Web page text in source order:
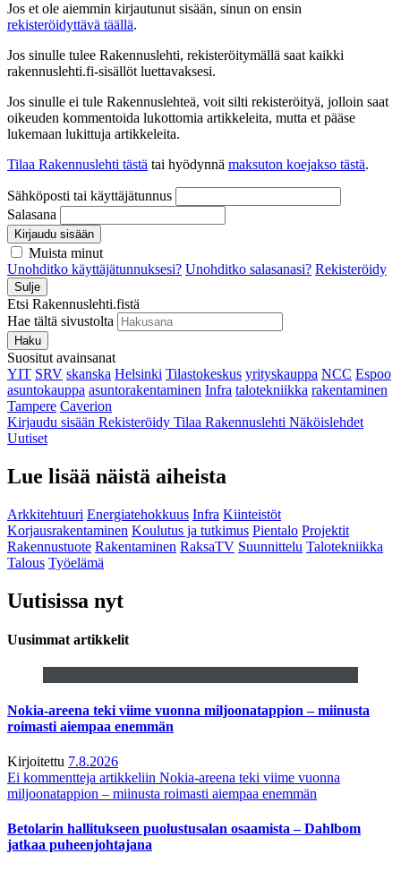
Jos et ole aiemmin kirjautunut sisään, sinun on ensin
rekisteröidyttävä täällä.
Jos sinulle tulee Rakennuslehti, rekisteröitymällä saat kaikki
rakennuslehti.fi-sisällöt luettavaksesi.
Jos sinulle ei tule Rakennuslehteä, voit silti rekisteröityä, jolloin saat
oikeuden kommentoida lukottomia artikkeleita, mutta et pääse
lukemaan lukittuja artikkeleita.
Tilaa Rakennuslehti tästä tai hyödynnä maksuton koejakso tästä.
Sähköposti tai käyttäjätunnus
Salasana
Kirjaudu sisään
Muista minut
Unohditko käyttäjätunnuksesi? Unohditko salasanasi? Rekisteröidy
Sulje
Etsi Rakennuslehti.fistä
Hae tältä sivustolta
Haku
Suositut avainsanat
YIT SRV skanska Helsinki Tilastokeskus yrityskauppa NCC Espoo
asuntokauppa asuntorakentaminen Infra talotekniikka rakentaminen
Tampere Caverion
Kirjaudu sisään Rekisteröidy Tilaa Rakennuslehti Näköislehdet
Uutiset
Lue lisää näistä aiheista
Arkkitehtuuri Energiatehokkuus Infra Kiinteistöt
Korjausrakentaminen Koulutus ja tutkimus Pientalo Projektit
Rakennustuote Rakentaminen RaksaTV Suunnittelu Talotekniikka
Talous Työelämä
Uutisissa nyt
Uusimmat artikkelit
Nokia-areena teki viime vuonna miljoonatappion – miinusta
roimasti aiempaa enemmän
Kirjoitettu 7.8.2026
Ei kommentteja artikkeliin Nokia-areena teki viime vuonna
miljoonatappion – miinusta roimasti aiempaa enemmän
Betolarin hallitukseen puolustusalan osaamista – Dahlbom
jatkaa puheenjohtajana